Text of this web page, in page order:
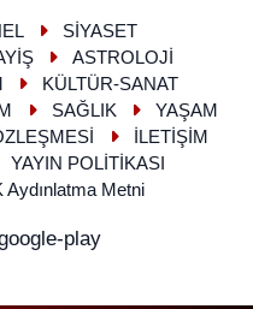
SİYASET
ASTROLOJİ
KÜLTÜR-SANAT
SAĞLIK
YAŞAM
İLETİŞİM
YAYIN POLİTİKASI
Aydınlatma Metni